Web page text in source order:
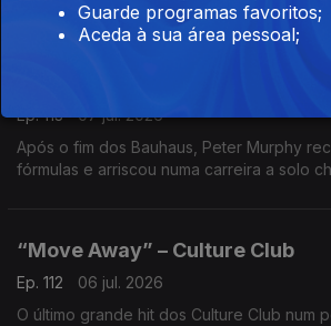
Ep. 113
07 jul. 2026
Após o fim dos Bauhaus, Peter Murphy
fórmulas e arriscou numa carreira a solo
“Move Away” – Culture Club
Ep. 112
06 jul. 2026
O último grande hit dos Culture Club num
Guarde programas favoritos;
Aceda à sua área pessoal;